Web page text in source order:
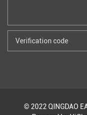
© 2022 QINGDAO